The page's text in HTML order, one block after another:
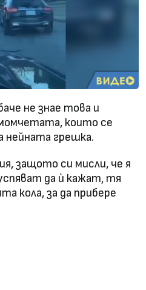
не знае това и
които се
нейната грешка.
защото си мисли, че я
да ѝ кажат, тя
кола, за да прибере